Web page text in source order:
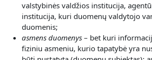
valstybinės valdžios institucija,
institucija, kuri duomenų valdytojo
duomenis;
asmens duomenys – bet kuri
fiziniu asmeniu, kurio tapatybė yra